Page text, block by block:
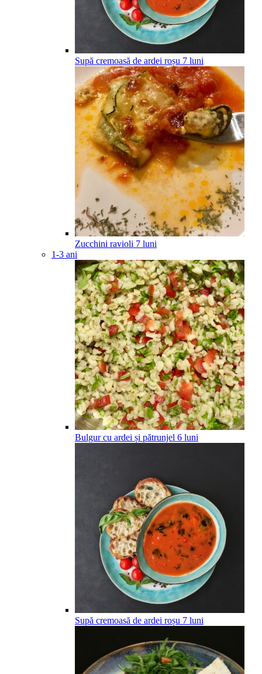
Supă cremoasă de ardei roșu 7 luni
Zucchini ravioli 7 luni
1-3 ani
Bulgur cu ardei și pătrunjel 6 luni
Supă cremoasă de ardei roșu 7 luni